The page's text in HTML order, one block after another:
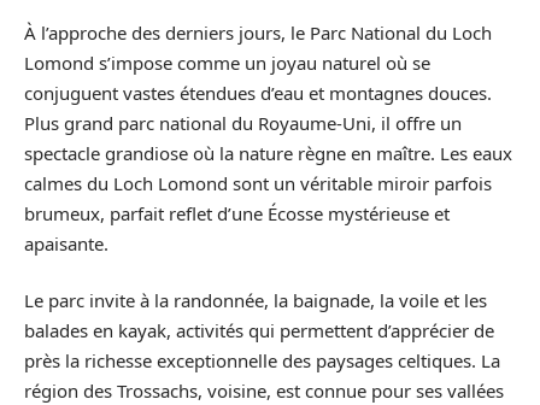
À l’approche des derniers jours, le Parc National du Loch
Lomond s’impose comme un joyau naturel où se
conjuguent vastes étendues d’eau et montagnes douces.
Plus grand parc national du Royaume-Uni, il offre un
spectacle grandiose où la nature règne en maître. Les eaux
calmes du Loch Lomond sont un véritable miroir parfois
brumeux, parfait reflet d’une Écosse mystérieuse et
apaisante.
Le parc invite à la randonnée, la baignade, la voile et les
balades en kayak, activités qui permettent d’apprécier de
près la richesse exceptionnelle des paysages celtiques. La
région des Trossachs, voisine, est connue pour ses vallées